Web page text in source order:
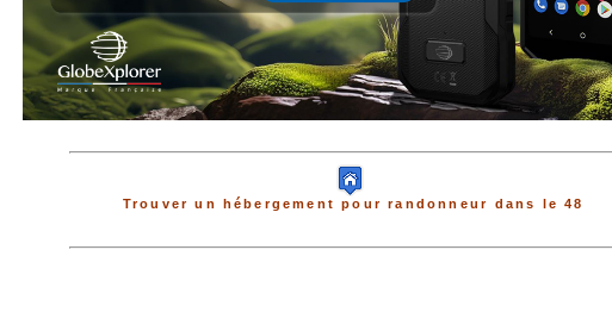
Trouver un hébergement pour randonneur dans le 48